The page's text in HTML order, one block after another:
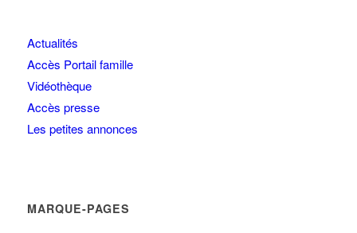
Actualités
Accès Portail famille
Vidéothèque
Accès presse
Les petites annonces
MARQUE-PAGES